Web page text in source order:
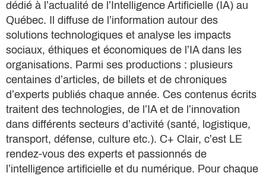
dédié à l’actualité de l’Intelligence Artificielle (IA) au
Québec. Il diffuse de l’information autour des
solutions technologiques et analyse les impacts
sociaux, éthiques et économiques de l’IA dans les
organisations. Parmi ses productions : plusieurs
centaines d’articles, de billets et de chroniques
d’experts publiés chaque année. Ces contenus écrits
traitent des technologies, de l’IA et de l’innovation
dans différents secteurs d’activité (santé, logistique,
transport, défense, culture etc.). C+ Clair, c’est LE
rendez-vous des experts et passionnés de
l’intelligence artificielle et du numérique. Pour chaque